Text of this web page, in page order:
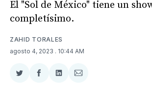
El "Sol de México" tiene un
completísimo.
ZAHID TORALES
agosto 4, 2023 . 10:44 AM
CompartirCompartir
CompartirCompartir